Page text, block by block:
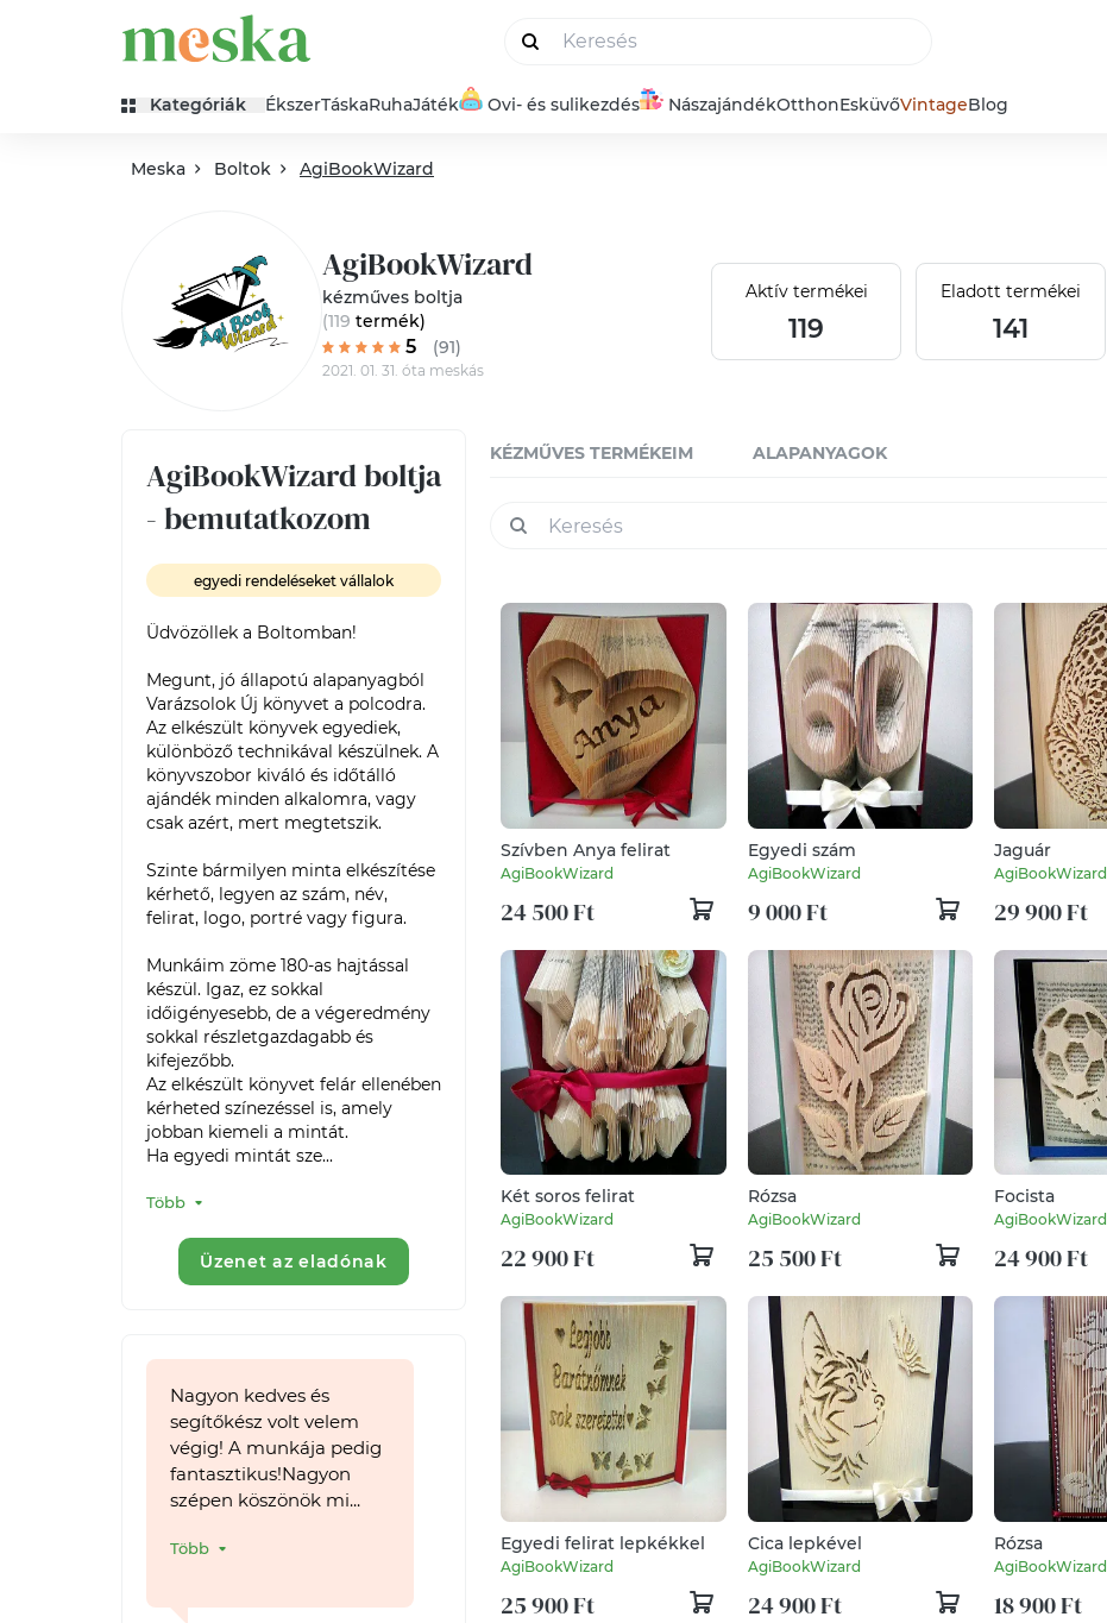
Kategóriák ÉkszerTáskaRuhaJáték Ovi- és sulikezdés NászajándékOtthonEsküvőVintageBlog
Meska Boltok AgiBookWizard
AgiBookWizard
kézműves boltja
(119 termék)
5 (91)
2021. 01. 31. óta meskás
Aktív termékei
119
Eladott termékei
141
AgiBookWizard boltja
- bemutatkozom
egyedi rendeléseket vállalok
Üdvözöllek a Boltomban!
Megunt, jó állapotú alapanyagból
Varázsolok Új könyvet a polcodra.
Az elkészült könyvek egyediek,
különböző technikával készülnek. A
könyvszobor kiváló és időtálló
ajándék minden alkalomra, vagy
csak azért, mert megtetszik.
Szinte bármilyen minta elkészítése
kérhető, legyen az szám, név,
felirat, logo, portré vagy figura.
Munkáim zöme 180-as hajtással
készül. Igaz, ez sokkal
időigényesebb, de a végeredmény
sokkal részletgazdagabb és
kifejezőbb.
Az elkészült könyvet felár ellenében
kérheted színezéssel is, amely
jobban kiemeli a mintát.
Ha egyedi mintát sze...
Több
Üzenet az eladónak
Nagyon kedves és
segítőkész volt velem
végig! A munkája pedig
fantasztikus!Nagyon
szépen köszönök mi...
Több
KÉZMŰVES TERMÉKEIM ALAPANYAGOK
Szívben Anya felirat
AgiBookWizard
24 500 Ft
Egyedi szám
AgiBookWizard
9 000 Ft
Jaguár
AgiBookWizard
29 900 Ft
Két soros felirat
AgiBookWizard
22 900 Ft
Rózsa
AgiBookWizard
25 500 Ft
Focista
AgiBookWizard
24 900 Ft
Egyedi felirat lepkékkel
AgiBookWizard
25 900 Ft
Cica lepkével
AgiBookWizard
24 900 Ft
Rózsa
AgiBookWizard
18 900 Ft